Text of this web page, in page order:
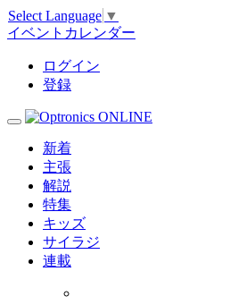
Select Language ▼
イベントカレンダー
ログイン
登録
新着
主張
解説
特集
キッズ
サイラジ
連載